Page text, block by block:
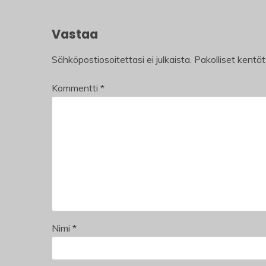
Vastaa
Sähköpostiosoitettasi ei julkaista. Pakolliset
Kommentti *
Nimi *